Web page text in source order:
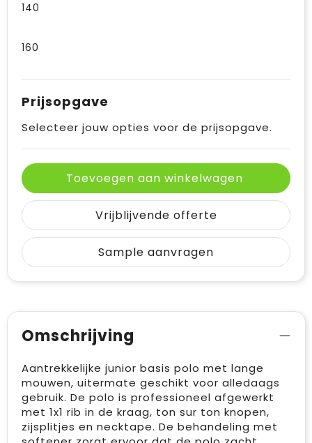
140
160
Prijsopgave
Selecteer jouw opties voor de prijsopgave.
Toevoegen aan winkelwagen
Vrijblijvende offerte
Sample aanvragen
Omschrijving
Aantrekkelijke junior basis polo met lange
mouwen, uitermate geschikt voor alledaags
gebruik. De polo is professioneel afgewerkt
met 1x1 rib in de kraag, ton sur ton knopen,
zijsplitjes en necktape. De behandeling met